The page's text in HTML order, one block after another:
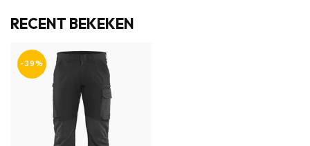
RECENT BEKEKEN
-39%